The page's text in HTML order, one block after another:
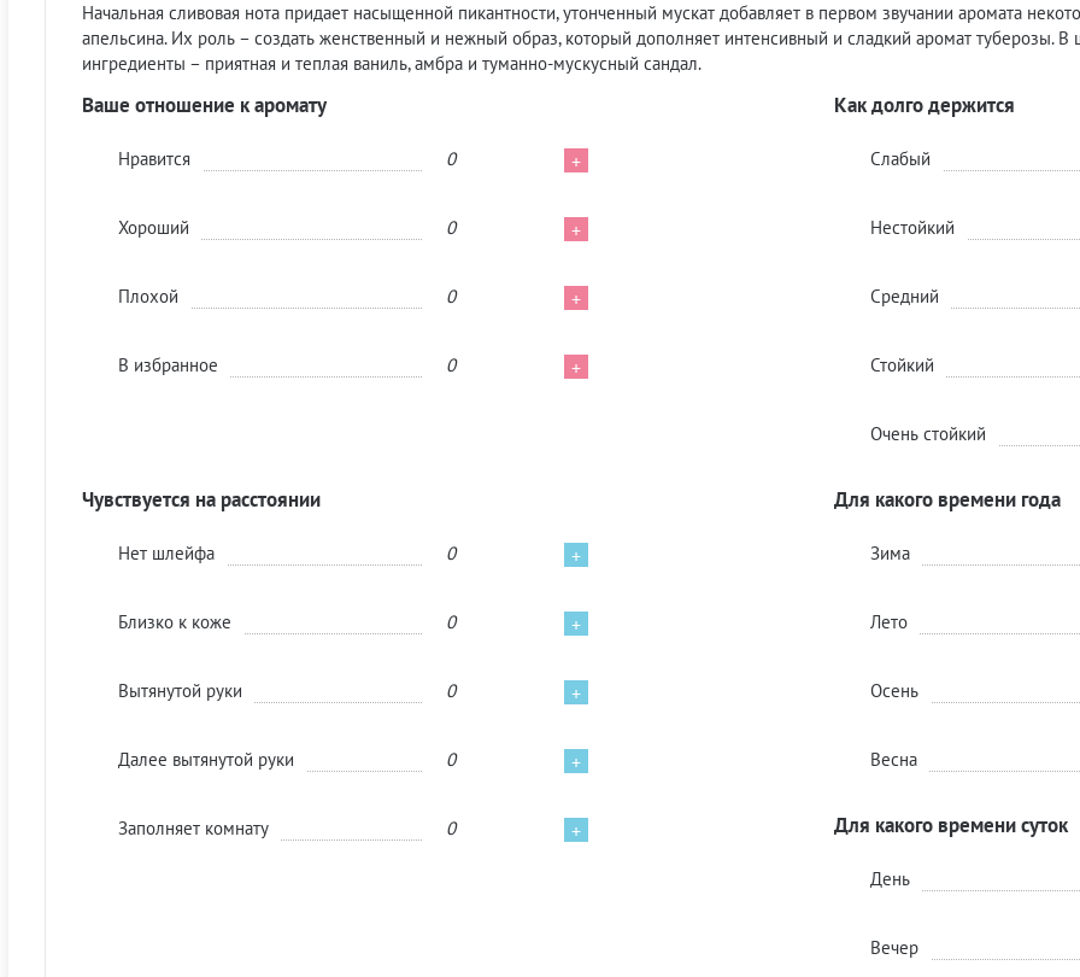
Начальная сливовая нота придает насыщенной пикантности, утонченный мускат добавляет в первом звучании аромата
апельсина. Их роль – создать женственный и нежный образ, который дополняет интенсивный и сладкий аромат туберозы.
ингредиенты – приятная и теплая ваниль, амбра и туманно-мускусный сандал.
Ваше отношение к аромату
Нравится 0 +
Хороший 0 +
Плохой 0 +
В избранное 0 +
Как долго держится
Слабый
Нестойкий
Средний
Стойкий
Очень стойкий
Чувствуется на расстоянии
Нет шлейфа 0 +
Близко к коже 0 +
Вытянутой руки 0 +
Далее вытянутой руки 0 +
Заполняет комнату 0 +
Для какого времени года
Зима
Лето
Осень
Весна
Для какого времени суток
День
Вечер